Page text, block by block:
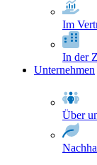
Im
In der
Unternehmen
Über